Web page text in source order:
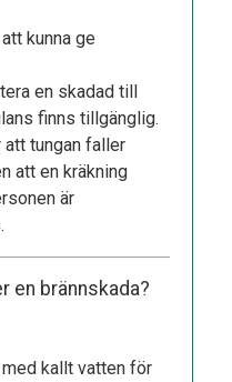
kunna ge
en skadad till
finns tillgänglig.
att tungan faller
att en kräkning
är
en brännskada?
kallt vatten för